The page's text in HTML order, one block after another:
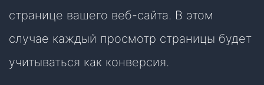
странице вашего веб-сайта. В этом
случае каждый просмотр страницы будет
учитываться как конверсия.